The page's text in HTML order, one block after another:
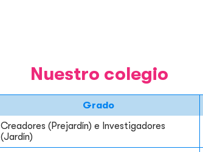
Nuestro colegio
Grado
Creadores (Prejardín) e Investigadores
(Jardín)